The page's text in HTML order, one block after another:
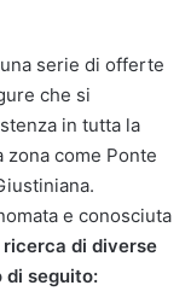
serie di offerte
che si
in tutta la
zona come Ponte
e conosciuta
di diverse
di seguito: